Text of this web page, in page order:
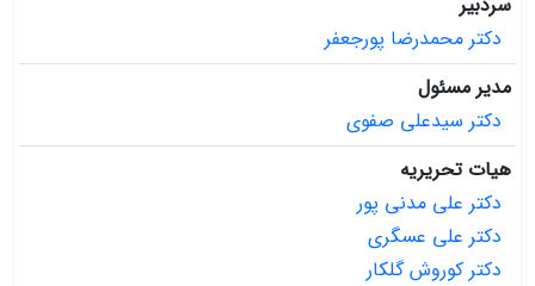
دکتر محمدرضا پورجعفر
مدیر مسئول
دکتر سیدعلی صفوی
هیات تحریریه
دکتر علی مدنی پور
دکتر علی عسگری
دکتر کوروش گلکار